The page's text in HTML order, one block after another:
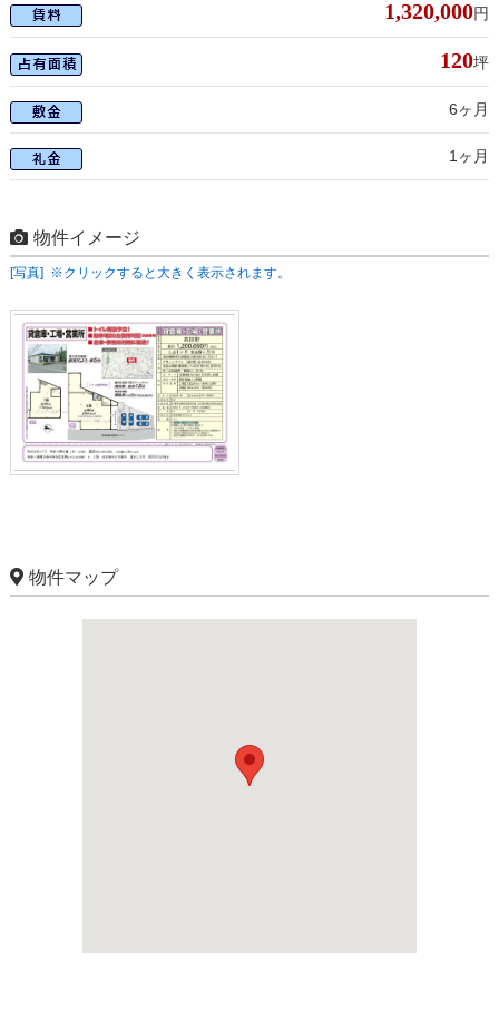
1,320,000円
120坪
6ヶ月
1ヶ月
物件イメージ
[写真] ※クリックすると大きく表示されます。
物件マップ